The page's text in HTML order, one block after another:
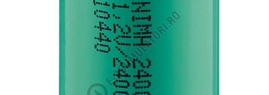
Incarcatoare acumulatori
Panouri fotovoltaice si accesorii
Panouri fotovoltaice
Sisteme prindere panouri